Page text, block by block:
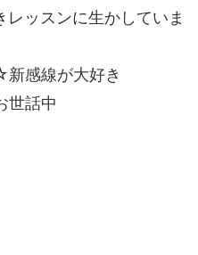
ッスンに生かしていま
感線が大好き
世話中